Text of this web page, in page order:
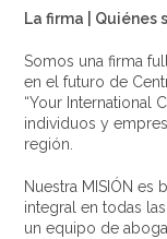
La firma | Quiénes
Somos una firma
en el futuro de
“Your International
individuos y
región.
Nuestra MISIÓN es
integral en todas
un equipo de